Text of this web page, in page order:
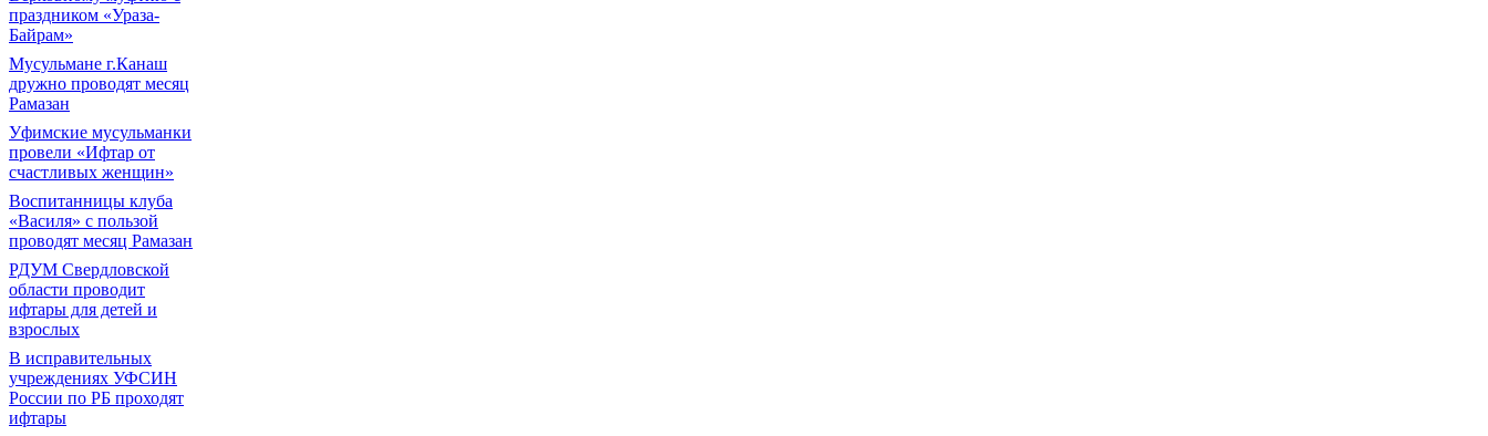
праздником «Ураза-
Байрам»
Мусульмане г.Канаш
дружно проводят месяц
Рамазан
Уфимские мусульманки
провели «Ифтар от
счастливых женщин»
Воспитанницы клуба
«Василя» с пользой
проводят месяц Рамазан
РДУМ Свердловской
области проводит
ифтары для детей и
взрослых
В исправительных
учреждениях УФСИН
России по РБ проходят
ифтары